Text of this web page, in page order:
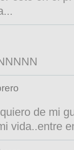
de mi
vida..entre